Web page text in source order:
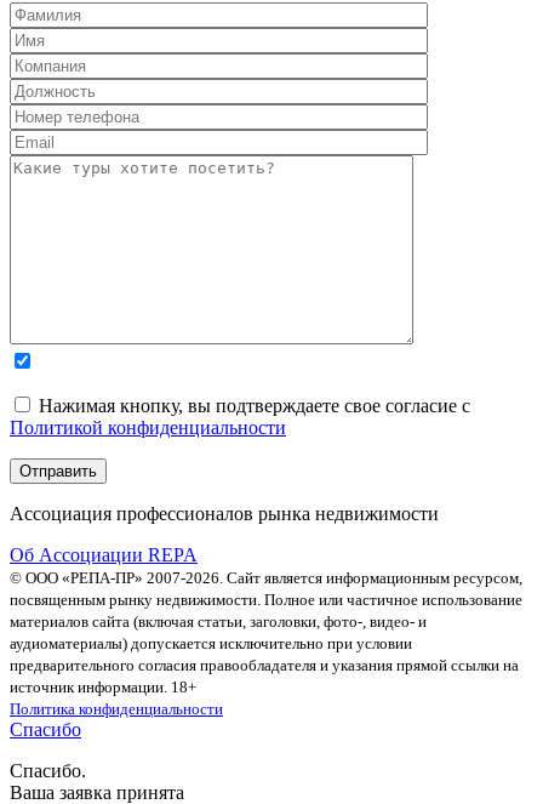
Нажимая кнопку, вы подтверждаете свое согласие с
Политикой конфиденциальности
Ассоциация профессионалов рынка недвижимости
Об Ассоциации REPA
© ООО «РЕПА-ПР» 2007-2026. Сайт является информационным ресурсом,
посвященным рынку недвижимости. Полное или частичное использование
материалов сайта (включая статьи, заголовки, фото-, видео- и
аудиоматериалы) допускается исключительно при условии
предварительного согласия правообладателя и указания прямой ссылки на
источник информации. 18+
Политика конфиденциальности
Спасибо
Спасибо.
Ваша заявка принята